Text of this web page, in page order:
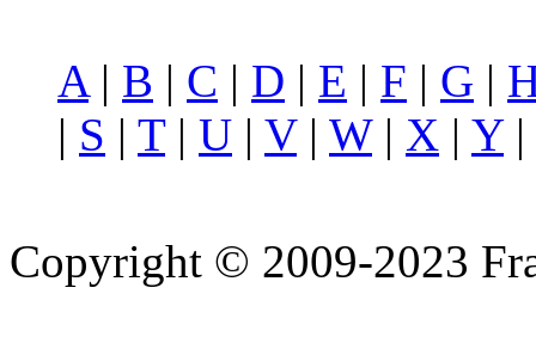
A | B | C | D | E | F | G |
| S | T| U | V| W| X | Y|
Copyright © 2009-2023